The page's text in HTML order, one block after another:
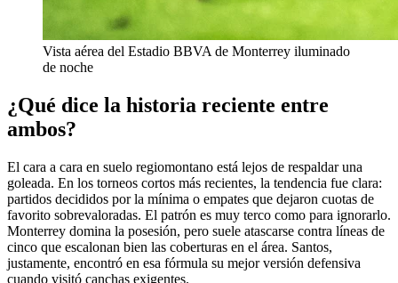
Vista aérea del Estadio BBVA de Monterrey iluminado
de noche
¿Qué dice la historia reciente entre
ambos?
El cara a cara en suelo regiomontano está lejos de respaldar una
goleada. En los torneos cortos más recientes, la tendencia fue clara:
partidos decididos por la mínima o empates que dejaron cuotas de
favorito sobrevaloradas. El patrón es muy terco como para ignorarlo.
Monterrey domina la posesión, pero suele atascarse contra líneas de
cinco que escalonan bien las coberturas en el área. Santos,
justamente, encontró en esa fórmula su mejor versión defensiva
cuando visitó canchas exigentes.